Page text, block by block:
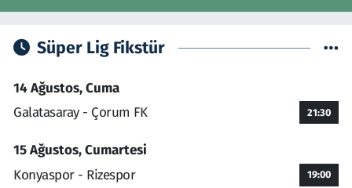
Süper Lig Fikstür
14 Ağustos, Cuma
Galatasaray - Çorum FK
21:30
15 Ağustos, Cumartesi
Konyaspor - Rizespor
19:00